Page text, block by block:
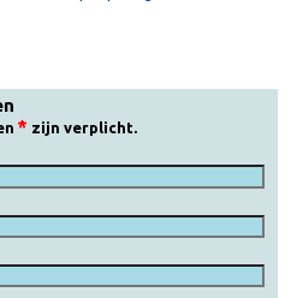
neemt toe en verlaagt
voeding
en mineralensupplementen
2019-2021